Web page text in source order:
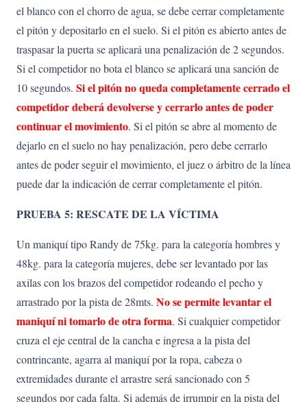
el blanco con el chorro de agua, se debe cerrar completamente
el pitón y depositarlo en el suelo. Si el pitón es abierto antes de
traspasar la puerta se aplicará una penalización de 2 segundos.
Si el competidor no bota el blanco se aplicará una sanción de
10 segundos. Si el pitón no queda completamente cerrado el
competidor deberá devolverse y cerrarlo antes de poder
continuar el movimiento. Si el pitón se abre al momento de
dejarlo en el suelo no hay penalización, pero debe cerrarlo
antes de poder seguir el movimiento, el juez o árbitro de la línea
puede dar la indicación de cerrar completamente el pitón.
PRUEBA 5: RESCATE DE LA VÍCTIMA
Un maniquí tipo Randy de 75kg. para la categoría hombres y
48kg. para la categoría mujeres, debe ser levantado por las
axilas con los brazos del competidor rodeando el pecho y
arrastrado por la pista de 28mts. No se permite levantar el
maniquí ni tomarlo de otra forma. Si cualquier competidor
cruza el eje central de la cancha e ingresa a la pista del
contrincante, agarra al maniquí por la ropa, cabeza o
extremidades durante el arrastre será sancionado con 5
segundos por cada falta. Si además de irrumpir en la pista del